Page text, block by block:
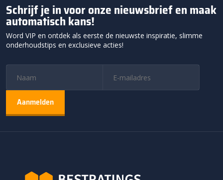
Schrijf je in voor onze nieuwsbrief en maak
automatisch kans!
Word VIP en ontdek als eerste de nieuwste inspiratie, slimme
onderhoudstips en exclusieve acties!